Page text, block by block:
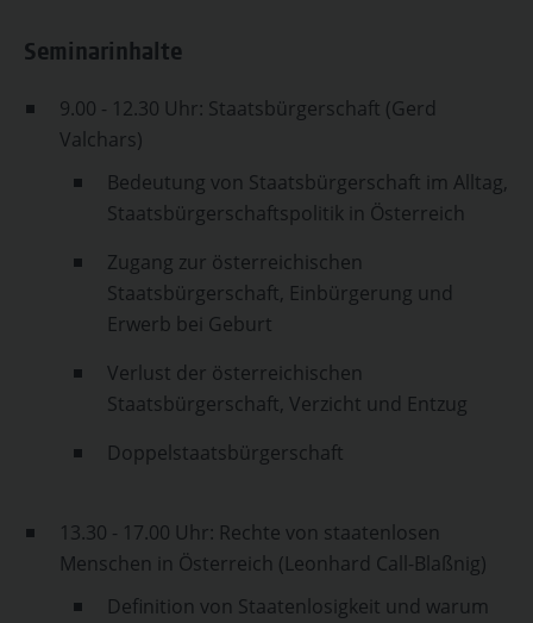
Seminarinhalte
9.00 - 12.30 Uhr: Staatsbürgerschaft (Gerd
Valchars)
Bedeutung von Staatsbürgerschaft im Alltag,
Staatsbürgerschaftspolitik in Österreich
Zugang zur österreichischen
Staatsbürgerschaft, Einbürgerung und
Erwerb bei Geburt
Verlust der österreichischen
Staatsbürgerschaft, Verzicht und Entzug
Doppelstaatsbürgerschaft
13.30 - 17.00 Uhr: Rechte von staatenlosen
Menschen in Österreich (Leonhard Call-Blaßnig)
Definition von Staatenlosigkeit und warum